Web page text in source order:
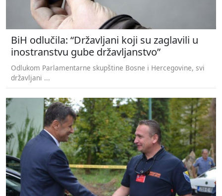
BiH odlučila: “Državljani koji su zaglavili u
inostranstvu gube državljanstvo”
Odlukom Parlamentarne skupštine Bosne i Hercegovine, svi
državljani ...